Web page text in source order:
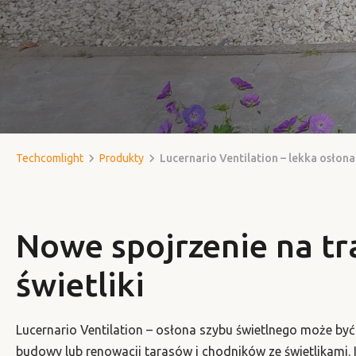
Techcomlight Produkty Lucernario Ventilation – lekka
Nowe spojrzenie na
świetliki
Lucernario Ventilation – osłona szybu świetlnego może
budowy lub renowacji tarasów i chodników ze świetlikami.